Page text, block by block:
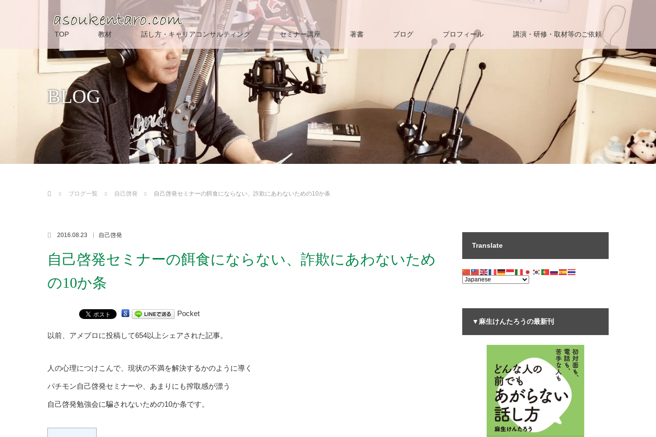
TOP 教材 話し方・キャリアコンサルティング セミナー講座 著書 ブログ プロフィール 講演・研修・取材等のご依頼
BLOG
ブログ一覧
自己啓発 自己啓発セミナーの餌食にならない、詐欺にあわないための10か条
2016.08.23 自己啓発
自己啓発セミナーの餌食にならない、詐欺にあわないため
の10か条
Pocket
以前、アメブロに投稿して654以上シェアされた記事。
人の心理につけこんで、現状の不満を解決するかのように導く
パチモン自己啓発セミナーや、あまりにも搾取感が漂う
自己啓発勉強会に騙されないための10か条です。
Translate
▼麻生けんたろうの最新刊